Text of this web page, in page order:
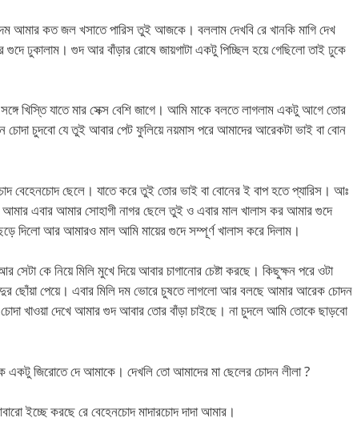
আমার কত জল খসাতে পারিস তুই আজকে। বললাম দেখবি রে খানকি মাগি দেখ
গুদে ঢুকালাম। গুদ আর বাঁড়ার রোষে জায়গাটা একটু পিচ্ছিল হয়ে গেছিলো তাই ঢুকে
খিস্তি যাতে মার সেক্স বেশি জাগে। আমি মাকে বলতে লাগলাম একটু আগে তোর
চোদা চুদবো যে তুই আবার পেট ফুলিয়ে নয়মাস পরে আমাদের আরেকটা ভাই বা বোন
বেহেনচোদ ছেলে। যাতে করে তুই তোর ভাই বা বোনের ই বাপ হতে প্যারিস। আঃ
এবার আমার সোহাগী নাগর ছেলে তুই ও এবার মাল খালাস কর আমার গুদে
দিলো আর আমারও মাল আমি মায়ের গুদে সম্পূর্ণ খালাস করে দিলাম।
সেটা কে নিয়ে মিলি মুখে দিয়ে আবার চাগানোর চেষ্টা করছে। কিছুক্ষন পরে ওটা
ছোঁয়া পেয়ে। এবার মিলি দম ভোরে চুষতে লাগলো আর বলছে আমার আরেক চোদন
চোদা খাওয়া দেখে আমার গুদ আবার তোর বাঁড়া চাইছে। না চুদলে আমি তোকে ছাড়বো
জিরোতে দে আমাকে। দেখলি তো আমাদের মা ছেলের চোদন লীলা ?
ইচ্ছে করছে রে বেহেনচোদ মাদারচোদ দাদা আমার।